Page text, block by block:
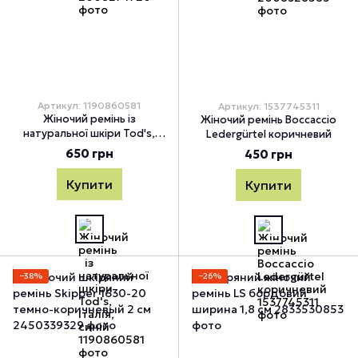
Артикул: 1190860581
Жіночий ремінь із
натуральної шкіри Tod's,
Італія, синій
650 грн
Купити
Артикул: 1537745311
Жіночий ремінь Boccaccio
Ledergürtel коричневий
450 грн
Купити
−38% −26%